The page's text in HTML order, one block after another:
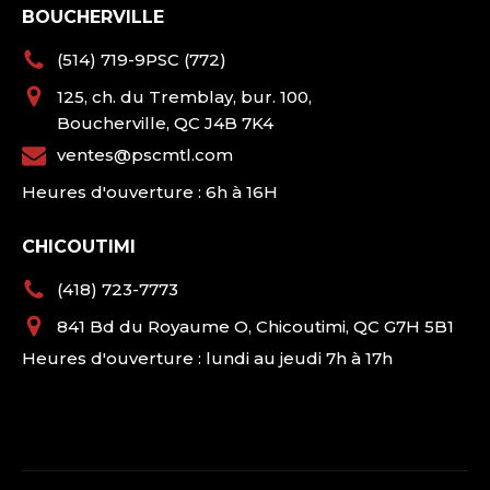
BOUCHERVILLE
(514) 719-9PSC (772)
125, ch. du Tremblay, bur. 100,
Boucherville, QC J4B 7K4
ventes@pscmtl.com
Heures d'ouverture : 6h à 16H
CHICOUTIMI
(418) 723-7773
841 Bd du Royaume O, Chicoutimi, QC G7H 5B1
Heures d'ouverture : lundi au jeudi 7h à 17h